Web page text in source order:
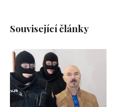
Související články